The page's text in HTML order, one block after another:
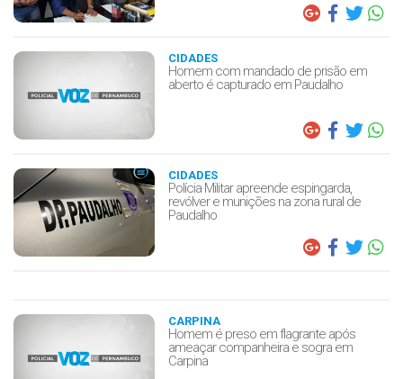
CIDADES
Homem com mandado de prisão em
aberto é capturado em Paudalho
CIDADES
Polícia Militar apreende espingarda,
revólver e munições na zona rural de
Paudalho
CARPINA
Homem é preso em flagrante após
ameaçar companheira e sogra em
Carpina